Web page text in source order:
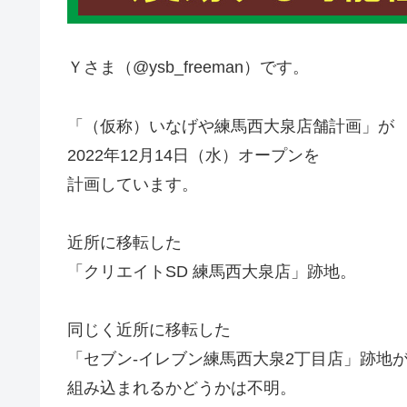
Ｙさま（@ysb_freeman）です。
「（仮称）いなげや練馬西大泉店舗計画」が
2022年12月14日（水）オープンを
計画しています。
近所に移転した
「クリエイトSD 練馬西大泉店」跡地。
同じく近所に移転した
「セブン-イレブン練馬西大泉2丁目店」跡地
組み込まれるかどうかは不明。